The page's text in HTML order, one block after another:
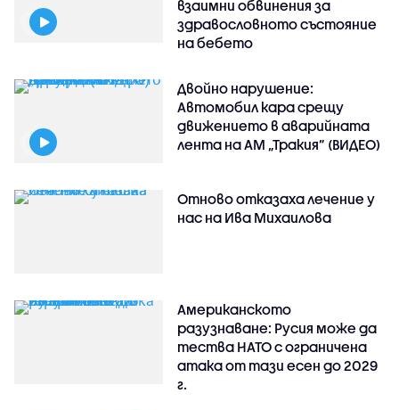
взаимни обвинения за
здравословното състояние
на бебето
Двойно нарушение:
Автомобил кара срещу
движението в аварийната
лента на АМ „Тракия” (ВИДЕО)
Отново отказаха лечение у
нас на Ива Михаилова
Американското
разузнаване: Русия може да
тества НАТО с ограничена
атака от тази есен до 2029
г.